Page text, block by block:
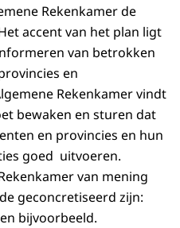
Rekenkamer de
accent van het plan ligt
van betrokken
en
Rekenkamer vindt
bewaken en sturen dat
en provincies en hun
goed uitvoeren.
van mening
geconcretiseerd zijn:
bijvoorbeeld.